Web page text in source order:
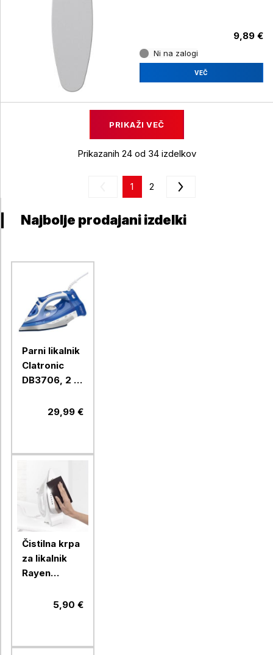
9,89 €
Ni na zalogi
VEČ
PRIKAŽI VEČ
Prikazanih 24 od 34 izdelkov
1 2
Najbolje prodajani izdelki
Parni likalnik
Clatronic
DB3706, 2 v
brezžično
29,99 €
Čistilna krpa
za likalnik
Rayen
5,90 €